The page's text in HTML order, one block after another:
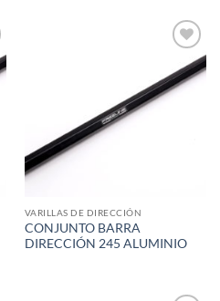
Add to
wishlist
VARILLAS DE DIRECCIÓN
CONJUNTO BARRA
DIRECCIÓN 245 ALUMINIO